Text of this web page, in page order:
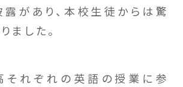
があり、本校生徒からは驚
ました。
れぞれの英語の授業に参